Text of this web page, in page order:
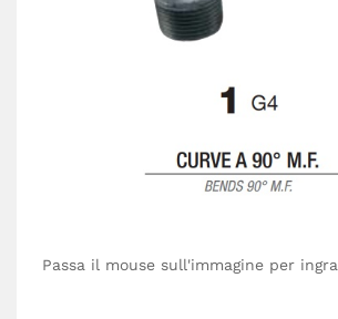
Passa il mouse sull'immagine per